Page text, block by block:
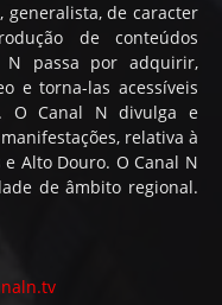
generalista, de caracter
de conteúdos
N passa por adquirir,
e torna-las acessíveis
O Canal N divulga e
relativa à
Alto Douro. O Canal N
de âmbito regional.